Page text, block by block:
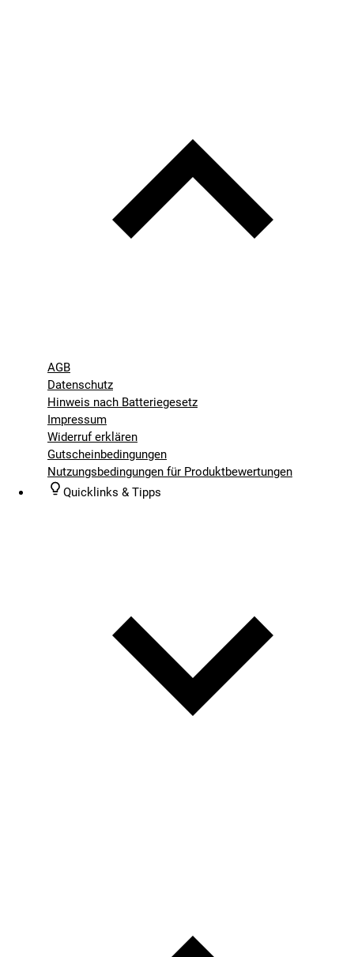
AGB
Datenschutz
Hinweis nach Batteriegesetz
Impressum
Widerruf erklären
Gutscheinbedingungen
Nutzungsbedingungen für Produktbewertungen
Quicklinks & Tipps